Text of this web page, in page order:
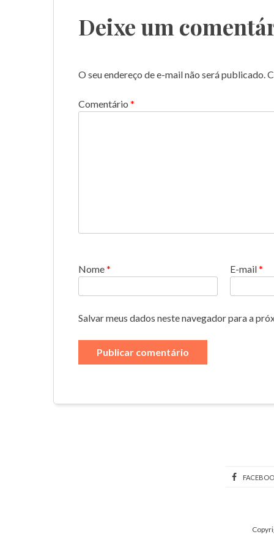
Deixe um
O seu endereço de e-mail não será publicado.
Comentário *
Nome* E-mail*
Salvar meus dados neste navegador para a